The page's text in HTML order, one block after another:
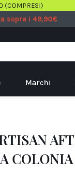
(COMPRESI)
sopra i 49,90€
Marchi